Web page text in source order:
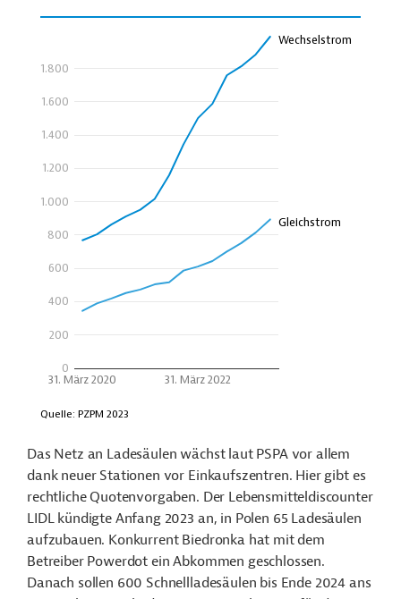
Das Netz an Ladesäulen wächst laut PSPA vor allem
dank neuer Stationen vor Einkaufszentren. Hier gibt es
rechtliche Quotenvorgaben. Der Lebensmitteldiscounter
LIDL kündigte Anfang 2023 an, in Polen 65 Ladesäulen
aufzubauen. Konkurrent Biedronka hat mit dem
Betreiber Powerdot ein Abkommen geschlossen.
Danach sollen 600 Schnellladesäulen bis Ende 2024 ans